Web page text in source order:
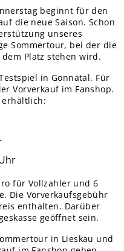
beginnt für den
die neue Saison. Schon
unseres
Sommertour, bei der die
Platz stehen wird.
in Gonnatal. Für
Vorverkauf im Fanshop.
erhältlich:
für Vollzahler und 6
Die Vorverkaufsgebühr
enthalten. Darüber
geöffnet sein.
in Lieskau und